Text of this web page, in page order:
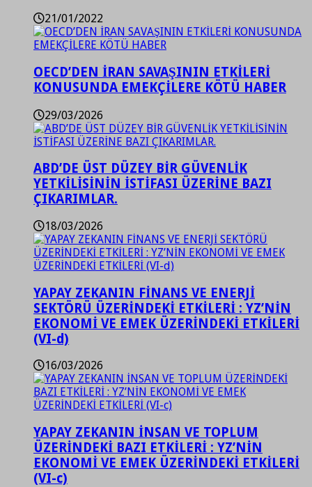
21/01/2022
OECD’DEN İRAN SAVAŞININ ETKİLERİ
KONUSUNDA EMEKÇİLERE KÖTÜ HABER
29/03/2026
ABD’DE ÜST DÜZEY BİR GÜVENLİK
YETKİLİSİNİN İSTİFASI ÜZERİNE BAZI
ÇIKARIMLAR.
18/03/2026
YAPAY ZEKANIN FİNANS VE ENERJİ
SEKTÖRÜ ÜZERİNDEKİ ETKİLERİ : YZ’NİN
EKONOMİ VE EMEK ÜZERİNDEKİ ETKİLERİ
(VI-d)
16/03/2026
YAPAY ZEKANIN İNSAN VE TOPLUM
ÜZERİNDEKİ BAZI ETKİLERİ : YZ’NİN
EKONOMİ VE EMEK ÜZERİNDEKİ ETKİLERİ
(VI-c)